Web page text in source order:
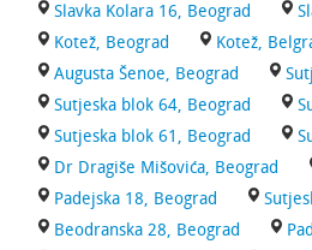
Slavka Kolara 16, Beograd
Kotež, Beograd
Kotež,
Augusta Šenoe, Beograd
Sutjeska blok 64, Beograd
Sutjeska blok 61, Beograd
Dr Dragiše Mišovića, Beograd
Padejska 18, Beograd
Beodranska 28, Beograd